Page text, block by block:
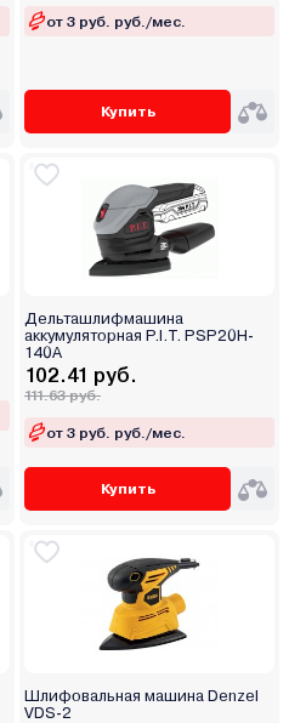
от 3 руб. руб./мес.
Купить
Дельташлифмашина
аккумуляторная P.I.T. PSP20H-
140A
102.41 руб.
111.63 руб.
от 3 руб. руб./мес.
Купить
Шлифовальная машина Denzel
VDS-2